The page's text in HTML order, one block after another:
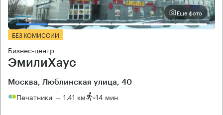
Еще фото
БЕЗ КОМИССИИ
Бизнес-центр
ЭмилиХаус
Москва, Люблинская улица, 40
Печатники → 1.41 км ~14 мин